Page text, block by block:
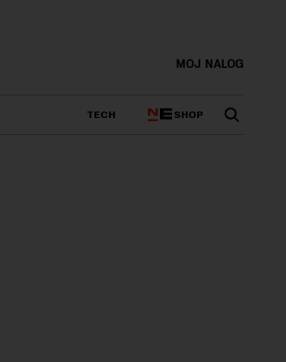
MOJ NALOG
TECH SHOP